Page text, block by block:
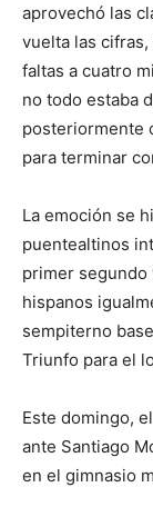
aprovechó las
vuelta las
faltas a cuatro
no todo estaba
posteriormente
para terminar
La emoción se
puentealtinos
primer segundo
hispanos
sempiterno
Triunfo para el
Este domingo,
ante Santiago
en el gimnasio